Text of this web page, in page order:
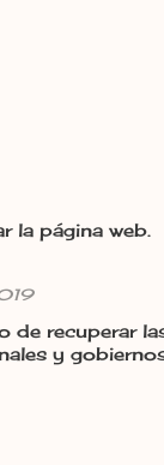
la página web.
de recuperar
y